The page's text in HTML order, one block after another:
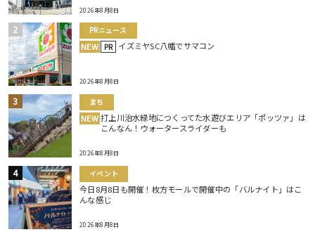
2026年8月8日
PRニュース
NEW PR イズミヤSC八幡でサマコン
2026年8月8日
まち
NEW 打上川治水緑地につくってた水遊びエリア「ポッツァ」は
こんなん！ウォータースライダーも
2026年8月8日
イベント
今日8月8日も開催！枚方モールで開催中の「バルナイト」はこ
んな感じ
2026年8月8日